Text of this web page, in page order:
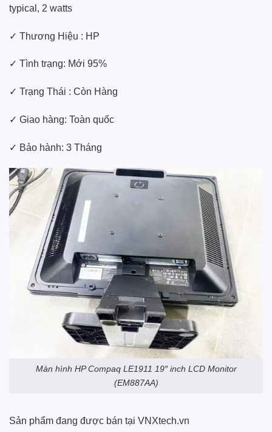
typical, 2 watts
✓ Thương Hiệu : HP
✓ Tình trạng: Mới 95%
✓ Trạng Thái : Còn Hàng
✓ Giao hàng: Toàn quốc
✓ Bảo hành: 3 Tháng
Màn hình HP Compaq LE1911 19″ inch LCD Monitor
(EM887AA)
Sản phẩm đang được bán tại VNXtech.vn